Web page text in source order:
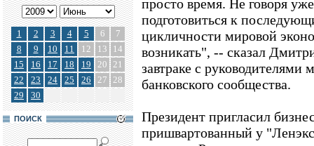
1 2 3 4 5 6
7
8
9 10 11 12 13
14
15
16 17 18 19 20 21
22
23 24 25 26 27 28
29
30
ПОИСК
просто время. Не говоря
подготовиться к
цикличности мировой
возникать", -- сказал
завтраке с
банковского сообщества.
Президент пригласил
пришвартованный у